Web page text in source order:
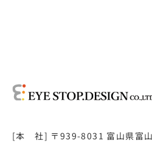
[本 社] 〒939-8031 富山県富